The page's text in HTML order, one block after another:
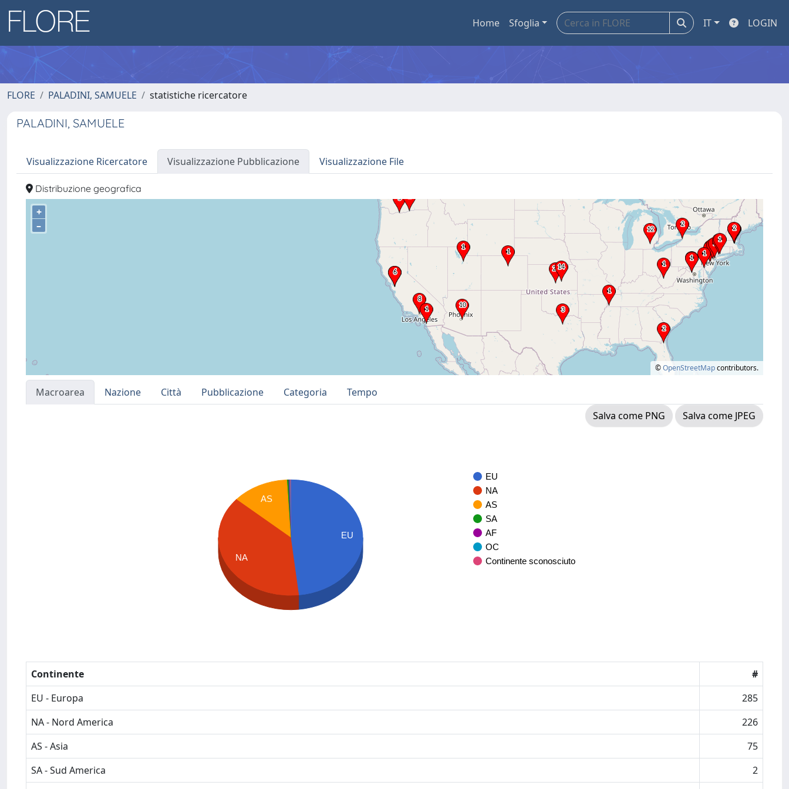
Home Sfoglia IT LOGIN
FLORE PALADINI, SAMUELE statistiche ricercatore
PALADINI, SAMUELE
Visualizzazione Ricercatore Visualizzazione Pubblicazione Visualizzazione File
Distribuzione geografica
+
–
©OpenStreetMapcontributors.
Macroarea Nazione Città Pubblicazione Categoria
Tempo
Salva come PNG
Salva come JPEG
EU
NA
AS
SA
AF
OC
Continente sconosciuto
EU
AS
NA
Continente
#
EU - Europa
285
NA - Nord America
226
AS - Asia
75
SA - Sud America
2